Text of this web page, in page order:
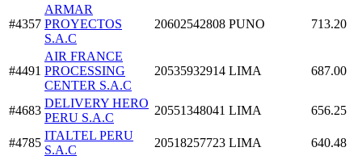
#4357
ARMAR
PROYECTOS
S.A.C
20602542808 PUNO 713.20
#4491
AIR FRANCE
PROCESSING
CENTER S.A.C
20535932914 LIMA 687.00
#4683
DELIVERY HERO
PERU S.A.C
20551348041 LIMA 656.25
#4785
ITALTEL PERU
S.A.C
20518257723 LIMA
640.48